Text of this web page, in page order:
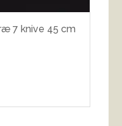
7 knive 45 cm